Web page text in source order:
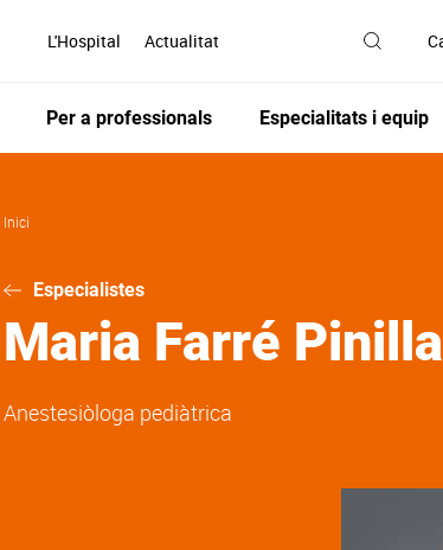
L'Hospital Actualitat
Per a professionals Especialitats i equip
Inici
Especialistes
Maria Farré Pinilla
Anestesiòloga pediàtrica